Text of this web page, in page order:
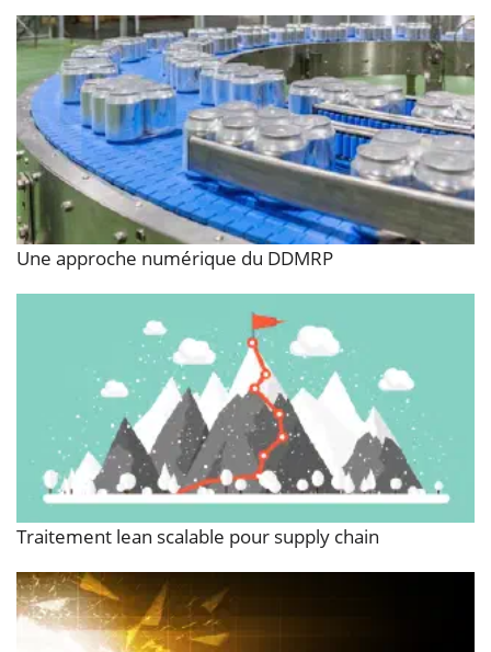
Une approche numérique du DDMRP
Traitement lean scalable pour supply chain